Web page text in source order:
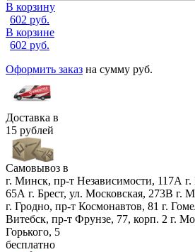
В корзину
602 руб.
В корзине
602 руб.
Оформить заказ на сумму руб.
Доставка в
15 рублей
Самовывоз в
г. Минск, пр-т Независимости, 117А
65А г. Брест, ул. Московская, 273В г.
г. Гродно, пр-т Космонавтов, 81 г.
Витебск, пр-т Фрунзе, 77, корп. 2 г.
Горького, 5
бесплатно